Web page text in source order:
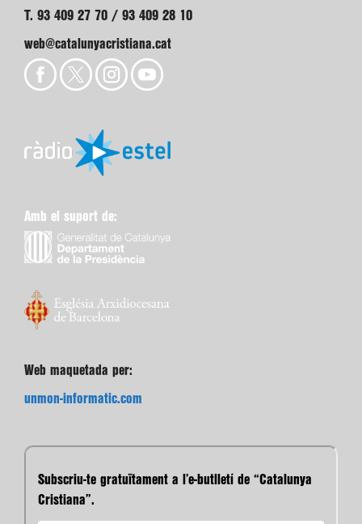
T. 93 409 27 70 / 93 409 28 10
web@catalunyacristiana.cat
Amb el suport de:
Web maquetada per:
unmon-informatic.com
Subscriu-te gratuïtament a l’e-butlletí de “Catalunya
Cristiana”.